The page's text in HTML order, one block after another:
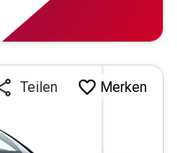
Teilen Merken